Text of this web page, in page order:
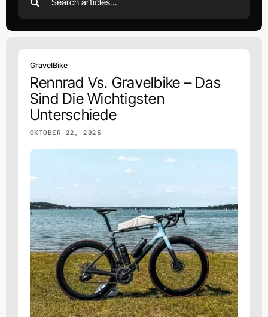
for:
GravelBike
Rennrad Vs. Gravelbike – Das
Sind Die Wichtigsten
Unterschiede
OKTOBER 22, 2025